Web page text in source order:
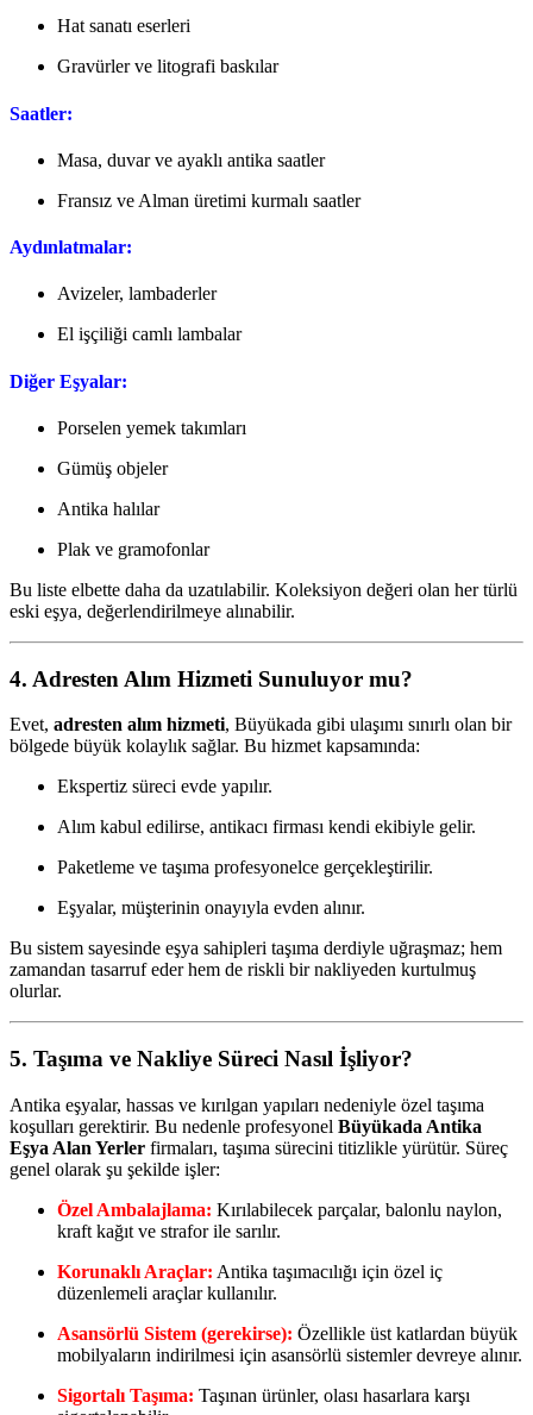
Hat sanatı eserleri
Gravürler ve litografi baskılar
Saatler:
Masa, duvar ve ayaklı antika saatler
Fransız ve Alman üretimi kurmalı saatler
Aydınlatmalar:
Avizeler, lambaderler
El işçiliği camlı lambalar
Diğer Eşyalar:
Porselen yemek takımları
Gümüş objeler
Antika halılar
Plak ve gramofonlar
Bu liste elbette daha da uzatılabilir. Koleksiyon değeri olan her türlü
eski eşya, değerlendirilmeye alınabilir.
4. Adresten Alım Hizmeti Sunuluyor mu?
Evet, adresten alım hizmeti, Büyükada gibi ulaşımı sınırlı olan bir
bölgede büyük kolaylık sağlar. Bu hizmet kapsamında:
Ekspertiz süreci evde yapılır.
Alım kabul edilirse, antikacı firması kendi ekibiyle gelir.
Paketleme ve taşıma profesyonelce gerçekleştirilir.
Eşyalar, müşterinin onayıyla evden alınır.
Bu sistem sayesinde eşya sahipleri taşıma derdiyle uğraşmaz; hem
zamandan tasarruf eder hem de riskli bir nakliyeden kurtulmuş
olurlar.
5. Taşıma ve Nakliye Süreci Nasıl İşliyor?
Antika eşyalar, hassas ve kırılgan yapıları nedeniyle özel taşıma
koşulları gerektirir. Bu nedenle profesyonel Büyükada Antika
Eşya Alan Yerler firmaları, taşıma sürecini titizlikle yürütür. Süreç
genel olarak şu şekilde işler:
Özel Ambalajlama: Kırılabilecek parçalar, balonlu naylon,
kraft kağıt ve strafor ile sarılır.
Korunaklı Araçlar: Antika taşımacılığı için özel iç
düzenlemeli araçlar kullanılır.
Asansörlü Sistem (gerekirse): Özellikle üst katlardan büyük
mobilyaların indirilmesi için asansörlü sistemler devreye alınır.
Sigortalı Taşıma: Taşınan ürünler, olası hasarlara karşı